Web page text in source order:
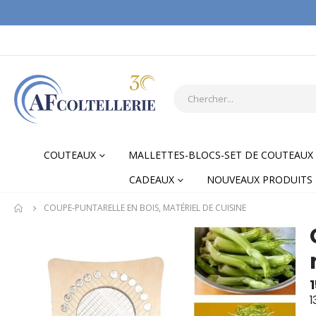
COUTEAUX MALLETTES-BLOCS-SET DE COUTEAUX
CADEAUX
NOUVEAUX PRODUITS
COUPE-PUNTARELLE EN BOIS, MATÉRIEL DE CUISINE
Skip
to
the
of